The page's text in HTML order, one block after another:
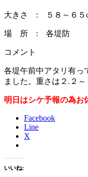
大きさ : ５８～６５
場 所 : 各堤防
コメント
各堤午前中アタリ有っ
ました。重さは２.２～
明日はシケ予報の為お
Facebook
Line
X
いいね: